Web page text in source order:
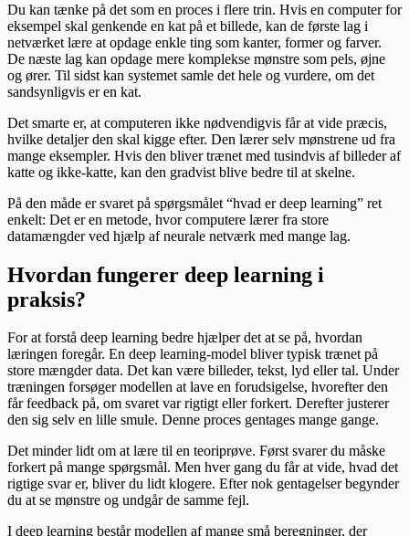
Du kan tænke på det som en proces i flere trin. Hvis en computer for
eksempel skal genkende en kat på et billede, kan de første lag i
netværket lære at opdage enkle ting som kanter, former og farver.
De næste lag kan opdage mere komplekse mønstre som pels, øjne
og ører. Til sidst kan systemet samle det hele og vurdere, om det
sandsynligvis er en kat.
Det smarte er, at computeren ikke nødvendigvis får at vide præcis,
hvilke detaljer den skal kigge efter. Den lærer selv mønstrene ud fra
mange eksempler. Hvis den bliver trænet med tusindvis af billeder af
katte og ikke-katte, kan den gradvist blive bedre til at skelne.
På den måde er svaret på spørgsmålet “hvad er deep learning” ret
enkelt: Det er en metode, hvor computere lærer fra store
datamængder ved hjælp af neurale netværk med mange lag.
Hvordan fungerer deep learning i
praksis?
For at forstå deep learning bedre hjælper det at se på, hvordan
læringen foregår. En deep learning-model bliver typisk trænet på
store mængder data. Det kan være billeder, tekst, lyd eller tal. Under
træningen forsøger modellen at lave en forudsigelse, hvorefter den
får feedback på, om svaret var rigtigt eller forkert. Derefter justerer
den sig selv en lille smule. Denne proces gentages mange gange.
Det minder lidt om at lære til en teoriprøve. Først svarer du måske
forkert på mange spørgsmål. Men hver gang du får at vide, hvad det
rigtige svar er, bliver du lidt klogere. Efter nok gentagelser begynder
du at se mønstre og undgår de samme fejl.
I deep learning består modellen af mange små beregninger, der